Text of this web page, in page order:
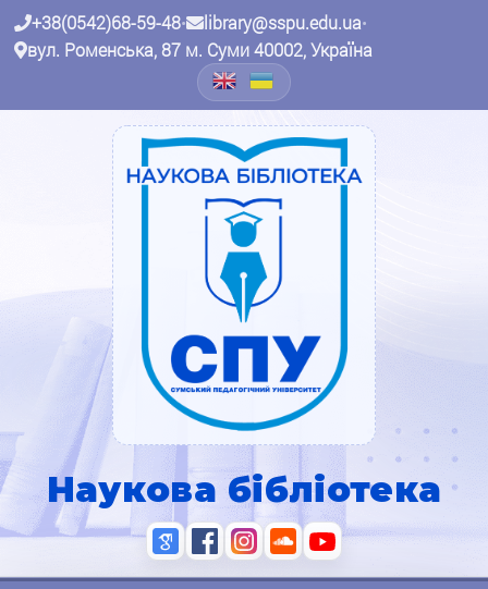
+38(0542)68-59-48• library@sspu.edu.ua•
вул. Роменська, 87 м. Суми 40002, Україна
Наукова бібліотека